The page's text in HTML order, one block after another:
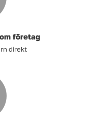
företag
direkt